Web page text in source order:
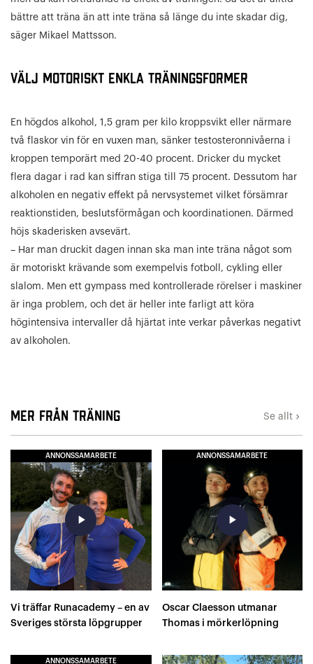
bättre att träna än att inte träna så länge du inte skadar dig,
säger Mikael Mattsson.
Välj motoriskt enkla träningsformer
En högdos alkohol, 1,5 gram per kilo kroppsvikt eller närmare
två flaskor vin för en vuxen man, sänker testosteronnivåerna i
kroppen temporärt med 20-40 procent. Dricker du mycket
flera dagar i rad kan siffran stiga till 75 procent. Dessutom har
alkoholen en negativ effekt på nervsystemet vilket försämrar
reaktionstiden, beslutsförmågan och koordinationen. Därmed
höjs skaderisken avsevärt.
– Har man druckit dagen innan ska man inte träna något som
är motoriskt krävande som exempelvis fotboll, cykling eller
slalom. Men ett gympass med kontrollerade rörelser i maskiner
är inga problem, och det är heller inte farligt att köra
högintensiva intervaller då hjärtat inte verkar påverkas negativt
av alkoholen.
Mer från Träning Se allt keyboard_arrow_right
ANNONSSAMARBETE
play_arrow
Vi träffar Runacademy – en av
Sveriges största löpgrupper
ANNONSSAMARBETE
play_arrow
Oscar Claesson utmanar
Thomas i mörkerlöpning
ANNONSSAMARBETE